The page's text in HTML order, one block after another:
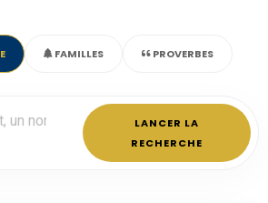
FAMILLES PROVERBES
LANCER LA
RECHERCHE